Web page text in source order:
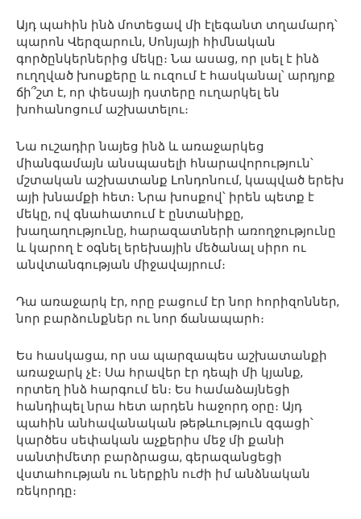
Այդ պահին ինձ մոտեցավ մի էլեգանտ տղամարդ՝
պարոն Վերզարուն, Սոնյայի հիմնական
գործընկերներից մեկը։ Նա ասաց, որ լսել է ինձ
ուղղված խոսքերը և ուզում է հասկանալ՝ արդյոք
ճի՞շտ է, որ փեսայի դստերը ուղարկել են
խոհանոցում աշխատելու։
Նա ուշադիր նայեց ինձ և առաջարկեց
միանգամայն անսպասելի հնարավորություն՝
մշտական աշխատանք Լոնդոնում, կապված երեխ
այի խնամքի հետ։ Նրա խոսքով՝ իրեն պետք է
մեկը, ով գնահատում է ընտանիքը,
խաղաղությունը, հարազատների առողջությունը
և կարող է օգնել երեխային մեծանալ սիրո ու
անվտանգության միջավայրում։
Դա առաջարկ էր, որը բացում էր նոր հորիզոններ,
նոր բարձունքներ ու նոր ճանապարհ։
Ես հասկացա, որ սա պարզապես աշխատանքի
առաջարկ չէ։ Սա հրավեր էր դեպի մի կյանք,
որտեղ ինձ հարգում են։ Ես համաձայնեցի
հանդիպել նրա հետ արդեն հաջորդ օրը։ Այդ
պահին անհավանական թեթևություն զգացի՝
կարծես սեփական աչքերիս մեջ մի քանի
սանտիմետր բարձրացա, գերազանցեցի
վստահության ու ներքին ուժի իմ անձնական
ռեկորդը։